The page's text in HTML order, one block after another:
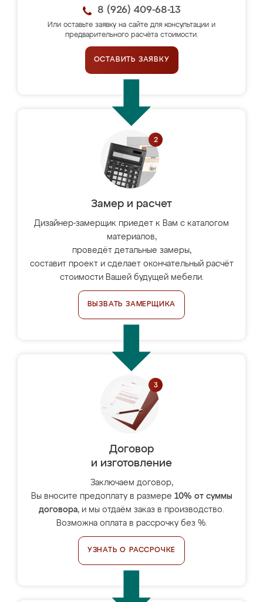
8 (926) 409-68-13
Или оставьте заявку на сайте для консультации и
предварительного расчёта стоимости.
ОСТАВИТЬ ЗАЯВКУ
Замер и расчет
Дизайнер-замерщик приедет к Вам с каталогом
материалов,
проведёт детальные замеры,
составит проект и сделает окончательный расчёт
стоимости Вашей будущей мебели.
ВЫЗВАТЬ ЗАМЕРЩИКА
Договор
и изготовление
Заключаем договор,
Вы вносите предоплату в размере 10% от суммы
договора, и мы отдаём заказ в производство.
Возможна оплата в рассрочку без %.
УЗНАТЬ О РАССРОЧКЕ